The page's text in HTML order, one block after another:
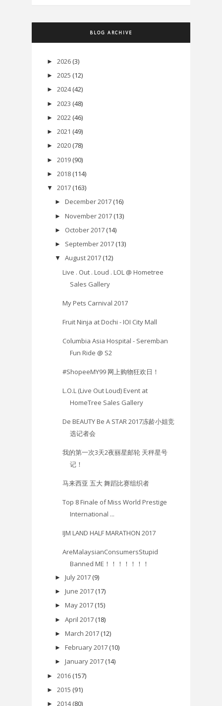
BLOG ARCHIVE
► 2026 (3)
► 2025 (12)
► 2024 (42)
► 2023 (48)
► 2022 (46)
► 2021 (49)
► 2020 (78)
► 2019 (90)
► 2018 (114)
▼ 2017 (163)
► December 2017 (16)
► November 2017 (13)
► October 2017 (14)
► September 2017 (13)
▼ August 2017 (12)
Live . Out . Loud . LOL @ Hometree
Sales Gallery
My Pets Carnival 2017
Fruit Ninja at Dochi - IOI City Mall
Columbia Asia Hospital - Seremban
Fun Ride @ S2
#ShopeeMY99 网上购物狂欢日！
L.O.L (Live Out Loud) Event at
HomeTree Sales Gallery
De BEAUTY Be A STAR 2017冻龄小姐竞
选记者会
我的第一次3天2夜丽星邮轮 天秤星号
记！
马来西亚 五大 舞蹈比赛组织者
Top 8 Finale of Miss World Prestige
International ...
IJM LAND HALF MARATHON 2017
AreMalaysianConsumersStupid
Banned ME！！！！！！！
► July 2017 (9)
► June 2017 (17)
► May 2017 (15)
► April 2017 (18)
► March 2017 (12)
► February 2017 (10)
► January 2017 (14)
► 2016 (157)
► 2015 (91)
► 2014 (80)